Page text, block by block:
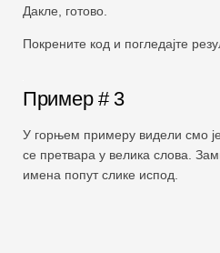
Дакле, готово.
Покрените код и погледајте
Пример # 3
У горњем примеру видели смо
се претвара у велика слова.
имена попут слике испод.